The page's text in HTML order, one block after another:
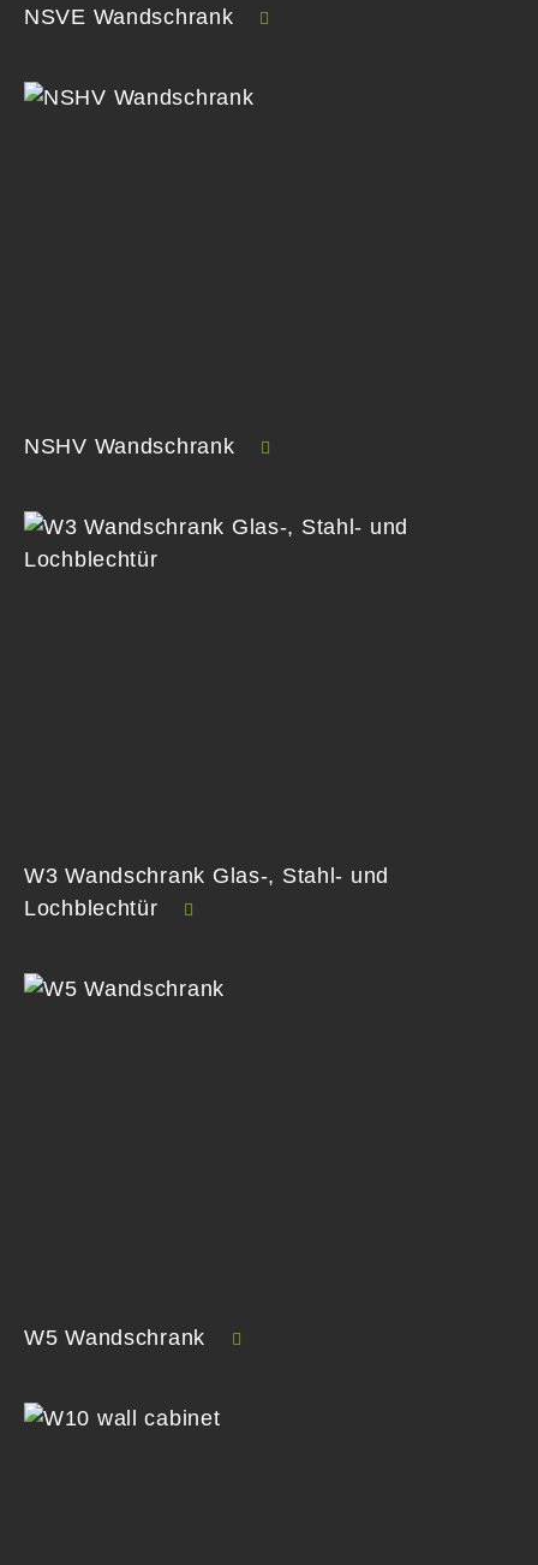
NSVE Wandschrank
NSHV Wandschrank
W3 Wandschrank Glas-, Stahl- und
Lochblechtür
W5 Wandschrank